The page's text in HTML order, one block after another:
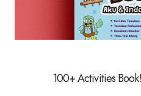
100+ Activities